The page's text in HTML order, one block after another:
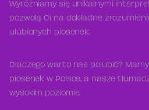
Wyróżniamy się unikalnymi
pozwolą Ci na dokładne
ulubionych piosenek.
Dlaczego warto nas polubić?
piosenek w Polsce, a nasze
wysokim poziomie.